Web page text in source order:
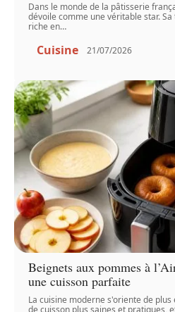
Dans le monde de la pâtisserie
dévoile comme une véritable star.
riche en…
Cuisine 21/07/2026
Beignets aux pommes à
une cuisson parfaite
La cuisine moderne s'oriente de
de cuisson plus saines et pratiques,